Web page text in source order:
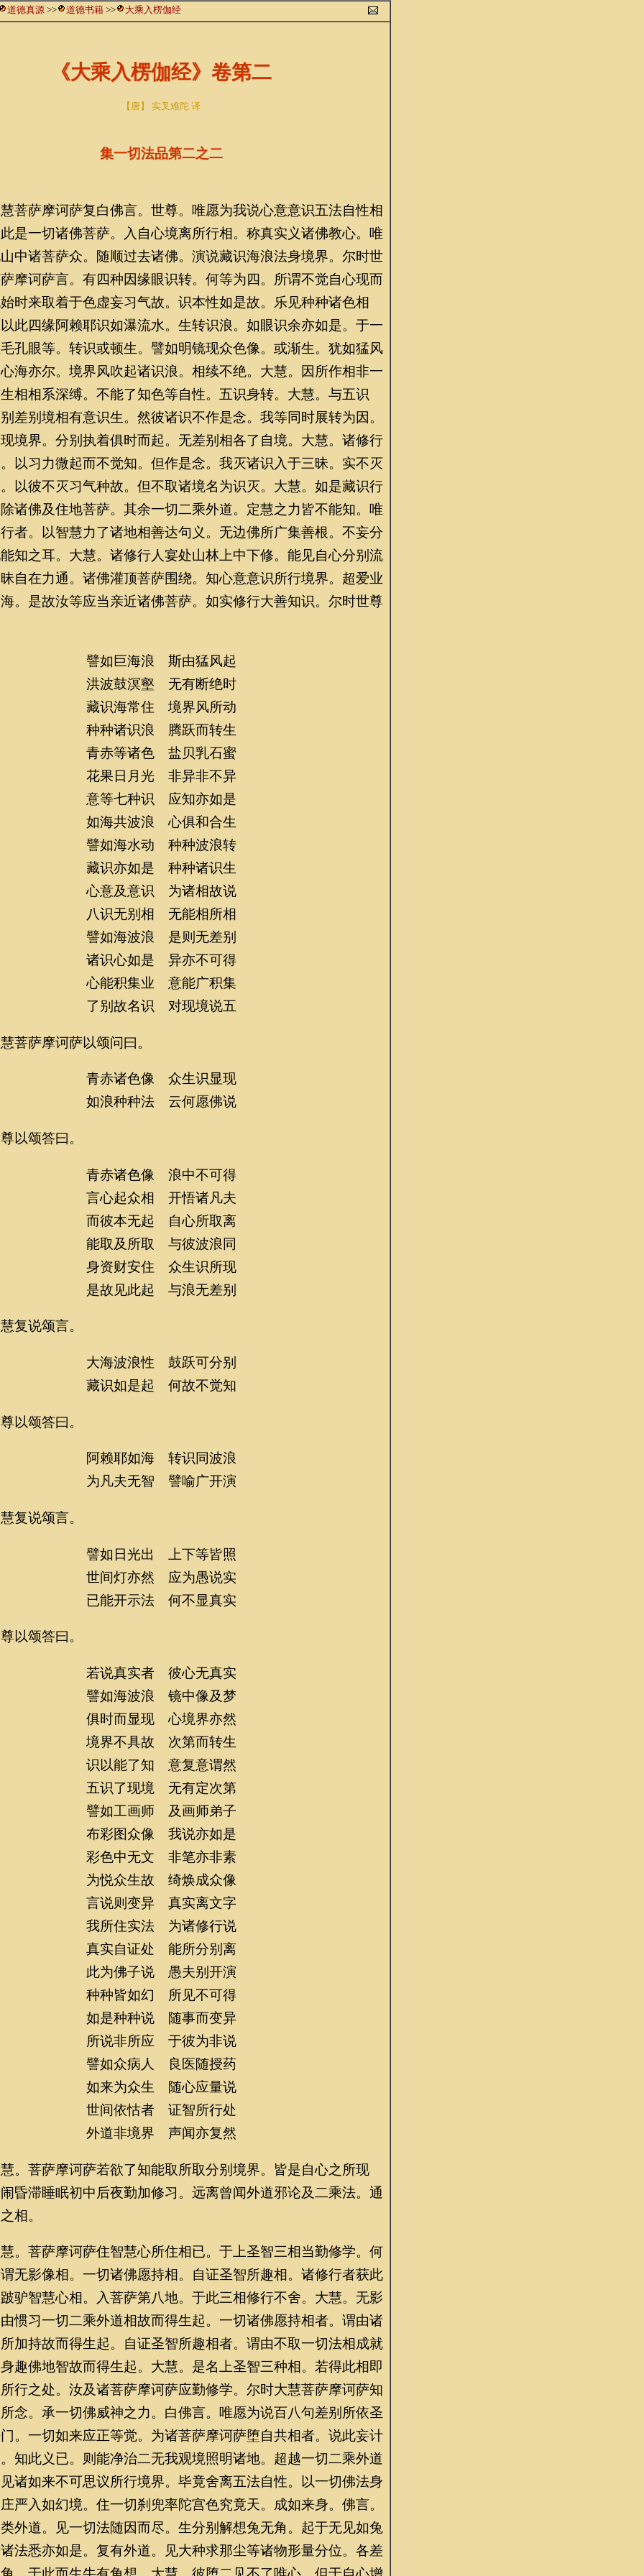
道德真源 >> 道德书籍 >> 大乘入楞伽经
《大乘入楞伽经》卷第二
【唐】 实叉难陀 译
集一切法品第二之二
萨摩诃萨复白佛言。世尊。唯愿为我说心意意识五法自性相
是一切诸佛菩萨。入自心境离所行相。称真实义诸佛教心。唯
中诸菩萨众。随顺过去诸佛。演说藏识海浪法身境界。尔时世
摩诃萨言。有四种因缘眼识转。何等为四。所谓不觉自心现而
时来取着于色虚妄习气故。识本性如是故。乐见种种诸色相
此四缘阿赖耶识如瀑流水。生转识浪。如眼识余亦如是。于一
孔眼等。转识或顿生。譬如明镜现众色像。或渐生。犹如猛风
海亦尔。境界风吹起诸识浪。相续不绝。大慧。因所作相非一
相相系深缚。不能了知色等自性。五识身转。大慧。与五识
差别境相有意识生。然彼诸识不作是念。我等同时展转为因。
境界。分别执着俱时而起。无差别相各了自境。大慧。诸修行
以习力微起而不觉知。但作是念。我灭诸识入于三昧。实不灭
以彼不灭习气种故。但不取诸境名为识灭。大慧。如是藏识行
诸佛及住地菩萨。其余一切二乘外道。定慧之力皆不能知。唯
者。以智慧力了诸地相善达句义。无边佛所广集善根。不妄分
知之耳。大慧。诸修行人宴处山林上中下修。能见自心分别流
自在力通。诸佛灌顶菩萨围绕。知心意意识所行境界。超爱业
。是故汝等应当亲近诸佛菩萨。如实修行大善知识。尔时世尊
譬如巨海浪 斯由猛风起
洪波鼓溟壑 无有断绝时
藏识海常住 境界风所动
种种诸识浪 腾跃而转生
青赤等诸色 盐贝乳石蜜
花果日月光 非异非不异
意等七种识 应知亦如是
如海共波浪 心俱和合生
譬如海水动 种种波浪转
藏识亦如是 种种诸识生
心意及意识 为诸相故说
八识无别相 无能相所相
譬如海波浪 是则无差别
诸识心如是 异亦不可得
心能积集业 意能广积集
了别故名识 对现境说五
萨摩诃萨以颂问曰。
青赤诸色像 众生识显现
如浪种种法 云何愿佛说
颂答曰。
青赤诸色像 浪中不可得
言心起众相 开悟诸凡夫
而彼本无起 自心所取离
能取及所取 与彼波浪同
身资财安住 众生识所现
是故见此起 与浪无差别
说颂言。
大海波浪性 鼓跃可分别
藏识如是起 何故不觉知
颂答曰。
阿赖耶如海 转识同波浪
为凡夫无智 譬喻广开演
说颂言。
譬如日光出 上下等皆照
世间灯亦然 应为愚说实
已能开示法 何不显真实
颂答曰。
若说真实者 彼心无真实
譬如海波浪 镜中像及梦
俱时而显现 心境界亦然
境界不具故 次第而转生
识以能了知 意复意谓然
五识了现境 无有定次第
譬如工画师 及画师弟子
布彩图众像 我说亦如是
彩色中无文 非笔亦非素
为悦众生故 绮焕成众像
言说则变异 真实离文字
我所住实法 为诸修行说
真实自证处 能所分别离
此为佛子说 愚夫别开演
种种皆如幻 所见不可得
如是种种说 随事而变异
所说非所应 于彼为非说
譬如众病人 良医随授药
如来为众生 随心应量说
世间依怙者 证智所行处
外道非境界 声闻亦复然
菩萨摩诃萨若欲了知能取所取分别境界。皆是自心之所现
昏滞睡眠初中后夜勤加修习。远离曾闻外道邪论及二乘法。通
相。
菩萨摩诃萨住智慧心所住相已。于上圣智三相当勤修学。何
无影像相。一切诸佛愿持相。自证圣智所趣相。诸修行者获此
驴智慧心相。入菩萨第八地。于此三相修行不舍。大慧。无影
惯习一切二乘外道相故而得生起。一切诸佛愿持相者。谓由诸
加持故而得生起。自证圣智所趣相者。谓由不取一切法相成就
趣佛地智故而得生起。大慧。是名上圣智三种相。若得此相即
行之处。汝及诸菩萨摩诃萨应勤修学。尔时大慧菩萨摩诃萨知
念。承一切佛威神之力。白佛言。唯愿为说百八句差别所依圣
。一切如来应正等觉。为诸菩萨摩诃萨堕自共相者。说此妄计
知此义已。则能净治二无我观境照明诸地。超越一切二乘外道
诸如来不可思议所行境界。毕竟舍离五法自性。以一切佛法身
严入如幻境。住一切刹兜率陀宫色究竟天。成如来身。佛言。
外道。见一切法随因而尽。生分别解想兔无角。起于无见如兔
法悉亦如是。复有外道。见大种求那尘等诸物形量分位。各差